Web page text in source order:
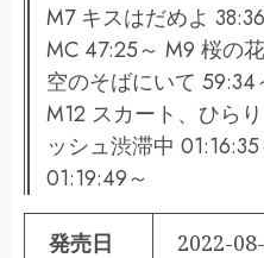
M7 キスはだめよ
MC 47:25～ M9 桜の
空のそばにいて 59:34
M12 スカート、ひら
ッシュ渋滞中
01:19:49～
発売日 2022-